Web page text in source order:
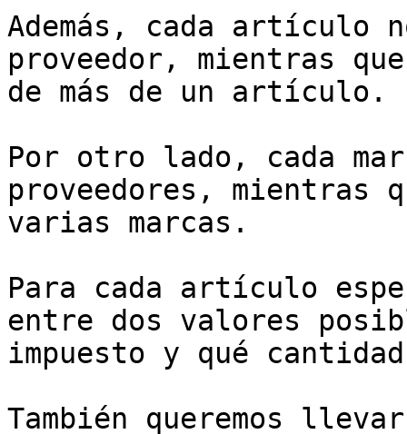
Además, cada artículo
proveedor, mientras
de más de un artículo.
Por otro lado, cada
proveedores, mientras
varias marcas.
Para cada artículo
entre dos valores
impuesto y qué
También queremos